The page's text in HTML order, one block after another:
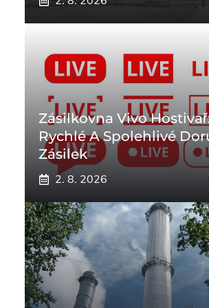
Zásilkovna Vivo
Rychlé A Spolehlivé
Zásilek
2. 8. 2026